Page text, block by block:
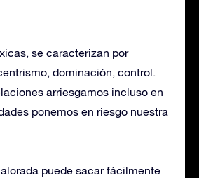
se caracterizan por
dominación, control.
arriesgamos incluso en
ponemos en riesgo nuestra
puede sacar fácilmente